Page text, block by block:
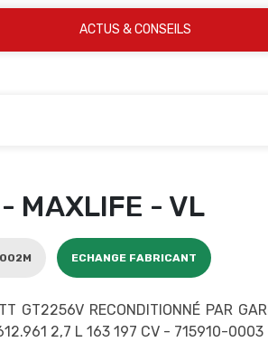
ACTUS & CONSEILS
MAXLIFE - VL
ECHANGE FABRICANT
GT2256V RECONDITIONNÉ PAR
2,7 L 163 197 CV - 715910-0003